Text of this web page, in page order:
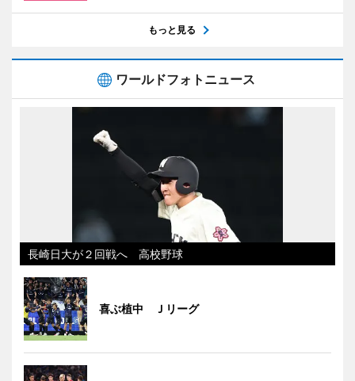
もっと見る
ワールドフォトニュース
長崎日大が２回戦へ 高校野球
喜ぶ植中 Ｊリーグ